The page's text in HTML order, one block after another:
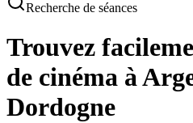
Recherche de séances
Trouvez
de cinéma à
Dordogne